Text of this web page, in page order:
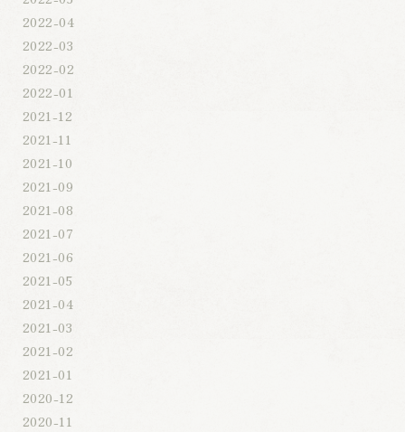
2022-04
2022-03
2022-02
2022-01
2021-12
2021-11
2021-10
2021-09
2021-08
2021-07
2021-06
2021-05
2021-04
2021-03
2021-02
2021-01
2020-12
2020-11